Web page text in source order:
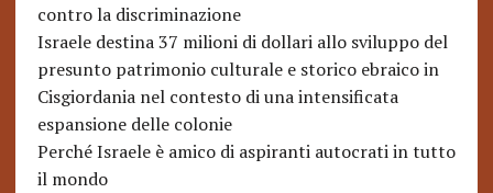
contro la discriminazione
Israele destina 37 milioni di dollari allo sviluppo del
presunto patrimonio culturale e storico ebraico in
Cisgiordania nel contesto di una intensificata
espansione delle colonie
Perché Israele è amico di aspiranti autocrati in tutto
il mondo